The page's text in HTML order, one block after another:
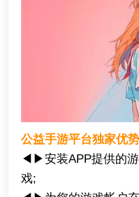
公益手游平台独家优
◀▶安装APP提供的
戏;